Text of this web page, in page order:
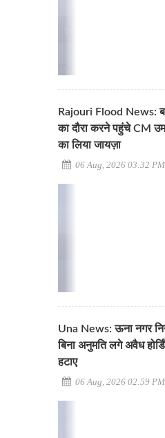
Rajouri Flood News:
का दौरा करने पहुंचे CM
का लिया जायज़ा
06 Aug, 2026 03:32 PM
Una News: ऊना नगर
बिना अनुमति लगे अवैध
हटाए
06 Aug, 2026 02:59 PM